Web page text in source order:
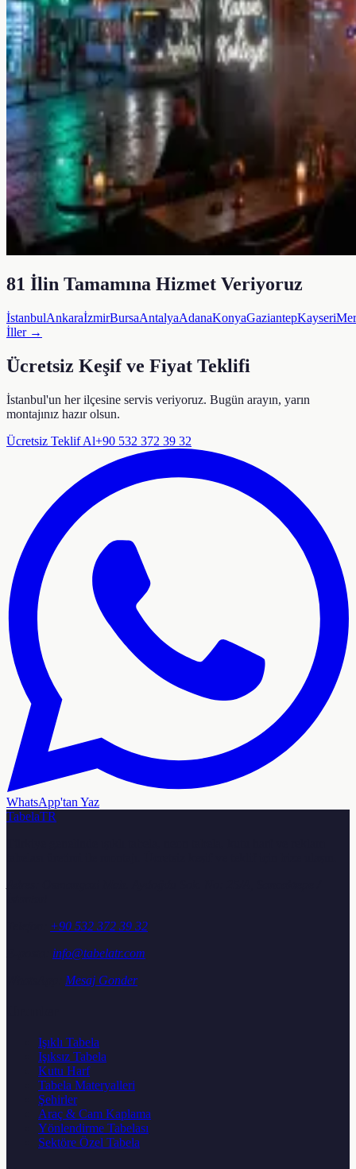
81 İlin Tamamına Hizmet Veriyoruz
İstanbulAnkaraİzmirBursaAntalyaAdanaKonyaGaziantepKayseri
İller →
Ücretsiz Keşif ve Fiyat Teklifi
İstanbul'un her ilçesine servis veriyoruz. Bugün arayın, yarın
montajınız hazır olsun.
Ücretsiz Teklif Al+90 532 372 39 32
WhatsApp'tan Yaz
TabelaTR
+90 532 372 39 32
info@tabelatr.com
Mesaj Gonder
Işıklı Tabela
Işıksız Tabela
Kutu Harf
Tabela Materyalleri
Şehirler
Araç & Cam Kaplama
Yönlendirme Tabelası
Sektöre Özel Tabela